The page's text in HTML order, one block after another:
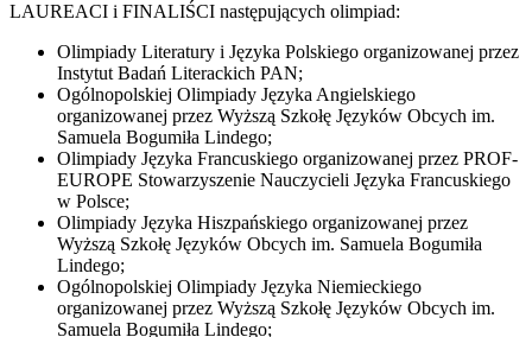
LAUREACI i FINALIŚCI następujących olimpiad:
Olimpiady Literatury i Języka Polskiego organizowanej przez
Instytut Badań Literackich PAN;
Ogólnopolskiej Olimpiady Języka Angielskiego
organizowanej przez Wyższą Szkołę Języków Obcych im.
Samuela Bogumiła Lindego;
Olimpiady Języka Francuskiego organizowanej przez PROF-
EUROPE Stowarzyszenie Nauczycieli Języka Francuskiego
w Polsce;
Olimpiady Języka Hiszpańskiego organizowanej przez
Wyższą Szkołę Języków Obcych im. Samuela Bogumiła
Lindego;
Ogólnopolskiej Olimpiady Języka Niemieckiego
organizowanej przez Wyższą Szkołę Języków Obcych im.
Samuela Bogumiła Lindego;